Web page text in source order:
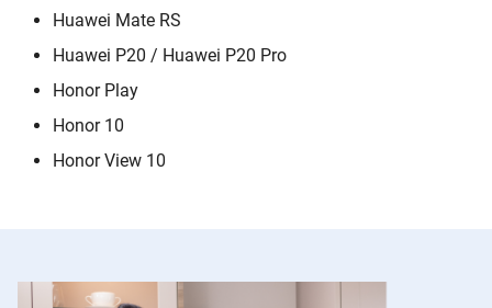
Huawei Mate RS
Huawei P20 / Huawei P20 Pro
Honor Play
Honor 10
Honor View 10